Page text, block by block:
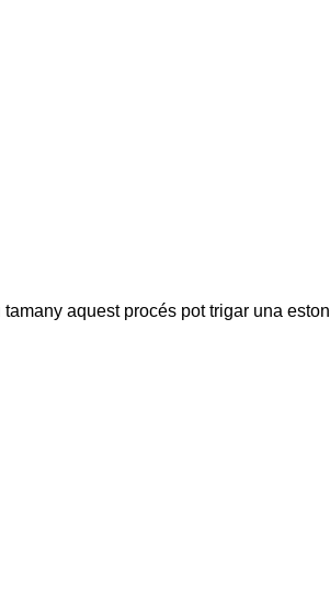
aquest procés pot trigar una